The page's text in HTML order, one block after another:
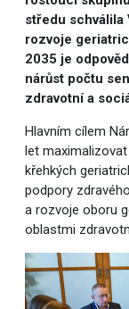
středu schválila
rozvoje
2035 je
nárůst počtu
zdravotní a
Hlavním cílem
let
křehkých
podpory
a rozvoje oboru
oblastmi